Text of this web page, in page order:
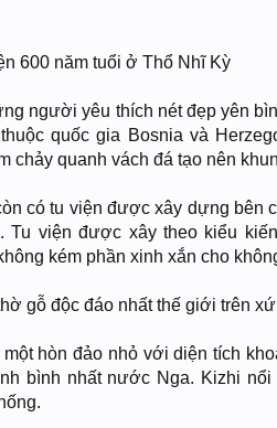
600 năm tuổi ở Thổ Nhĩ Kỳ
người yêu thích nét đẹp yên
quốc gia Bosnia và
chảy quanh vách đá tạo nên
có tu viện được xây dựng bên
Tu viện được xây theo kiểu
kém phần xinh xắn cho
gỗ độc đáo nhất thế giới trên
một hòn đảo nhỏ với diện tích
bình nhất nước Nga. Kizhi